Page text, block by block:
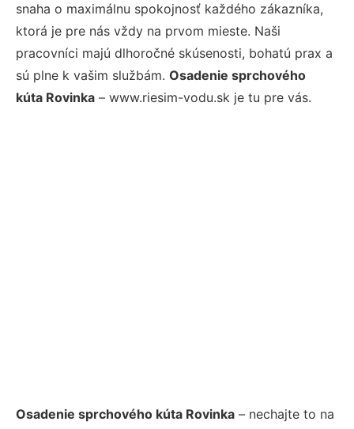
snaha o maximálnu spokojnosť každého zákazníka,
ktorá je pre nás vždy na prvom mieste. Naši
pracovníci majú dlhoročné skúsenosti, bohatú prax a
sú plne k vašim službám. Osadenie sprchového
kúta Rovinka – www.riesim-vodu.sk je tu pre vás.
Osadenie sprchového kúta Rovinka – nechajte to na